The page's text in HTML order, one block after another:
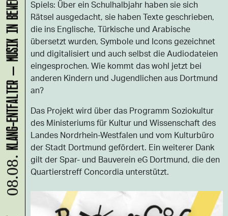
Spiels: Über ein Schulhalbjahr haben sie sich
Rätsel ausgedacht, sie haben Texte geschrieben,
die ins Englische, Türkische und Arabische
übersetzt wurden, Symbole und Icons gezeichnet
und digitalisiert und auch selbst die Audiodateien
eingesprochen. Wie kommt das wohl jetzt bei
anderen Kindern und Jugendlichen aus Dortmund
an?
Das Projekt wird über das Programm Soziokultur
des Ministeriums für Kultur und Wissenschaft des
Landes Nordrhein-Westfalen und vom Kulturbüro
der Stadt Dortmund gefördert. Ein weiterer Dank
gilt der Spar- und Bauverein eG Dortmund, die den
Quartierstreff Concordia unterstützt.
08.08.